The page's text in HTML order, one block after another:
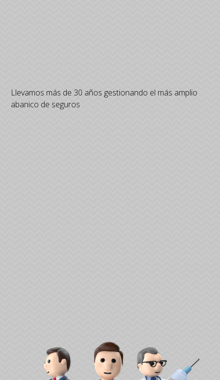
Llevamos más de 30 años gestionando el más amplio
abanico de seguros